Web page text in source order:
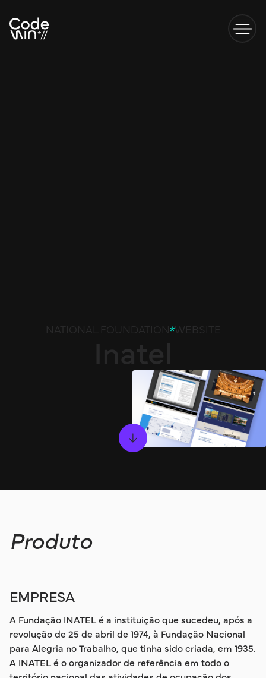
NATIONAL FOUNDATION WEBSITE
Inatel
Produto
EMPRESA
A Fundação INATEL é a instituição que sucedeu, após a
revolução de 25 de abril de 1974, à Fundação Nacional
para Alegria no Trabalho, que tinha sido criada, em 1935.
A INATEL é o organizador de referência em todo o